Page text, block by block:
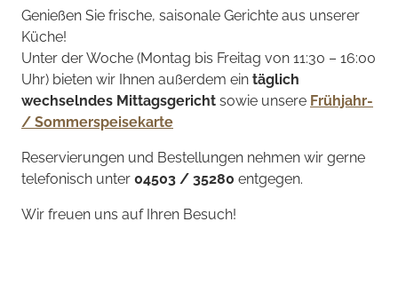
Genießen Sie frische, saisonale Gerichte aus unserer
Küche!
Unter der Woche (Montag bis Freitag von 11:30 – 16:00
Uhr) bieten wir Ihnen außerdem ein täglich
wechselndes Mittagsgericht sowie unsere Frühjahr-
/ Sommerspeisekarte
Reservierungen und Bestellungen nehmen wir gerne
telefonisch unter 04503 / 35280 entgegen.
Wir freuen uns auf Ihren Besuch!